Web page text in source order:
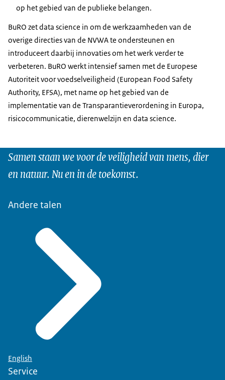
op het gebied van de publieke belangen.
BuRO zet data science in om de werkzaamheden van de
overige directies van de NVWA te ondersteunen en
introduceert daarbij innovaties om het werk verder te
verbeteren. BuRO werkt intensief samen met de Europese
Autoriteit voor voedselveiligheid (European Food Safety
Authority, EFSA), met name op het gebied van de
implementatie van de Transparantieverordening in Europa,
risicocommunicatie, dierenwelzijn en data science.
Samen staan we voor de veiligheid van mens, dier
en natuur. Nu en in de toekomst.
Andere talen
English
Service